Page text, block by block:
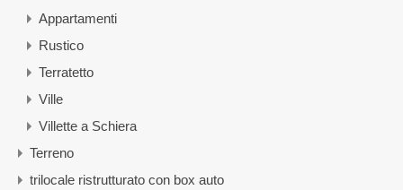
Appartamenti
Rustico
Terratetto
Ville
Villette a Schiera
Terreno
trilocale ristrutturato con box auto